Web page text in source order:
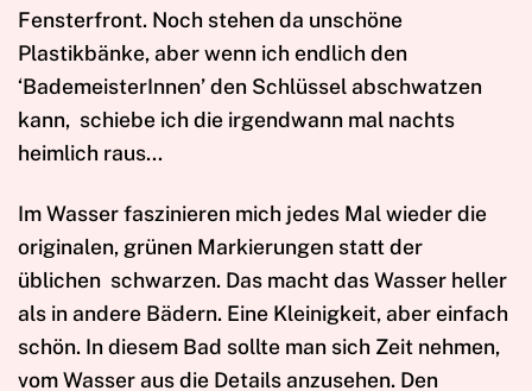
Fensterfront. Noch stehen da unschöne
Plastikbänke, aber wenn ich endlich den
‘BademeisterInnen’ den Schlüssel abschwatzen
kann, schiebe ich die irgendwann mal nachts
heimlich raus…
Im Wasser faszinieren mich jedes Mal wieder die
originalen, grünen Markierungen statt der
üblichen schwarzen. Das macht das Wasser heller
als in andere Bädern. Eine Kleinigkeit, aber einfach
schön. In diesem Bad sollte man sich Zeit nehmen,
vom Wasser aus die Details anzusehen. Den